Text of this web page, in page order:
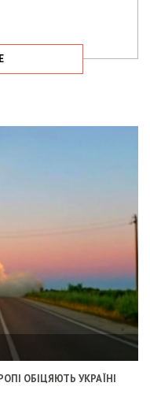
ОБІЦЯЮТЬ УКРАЇНІ